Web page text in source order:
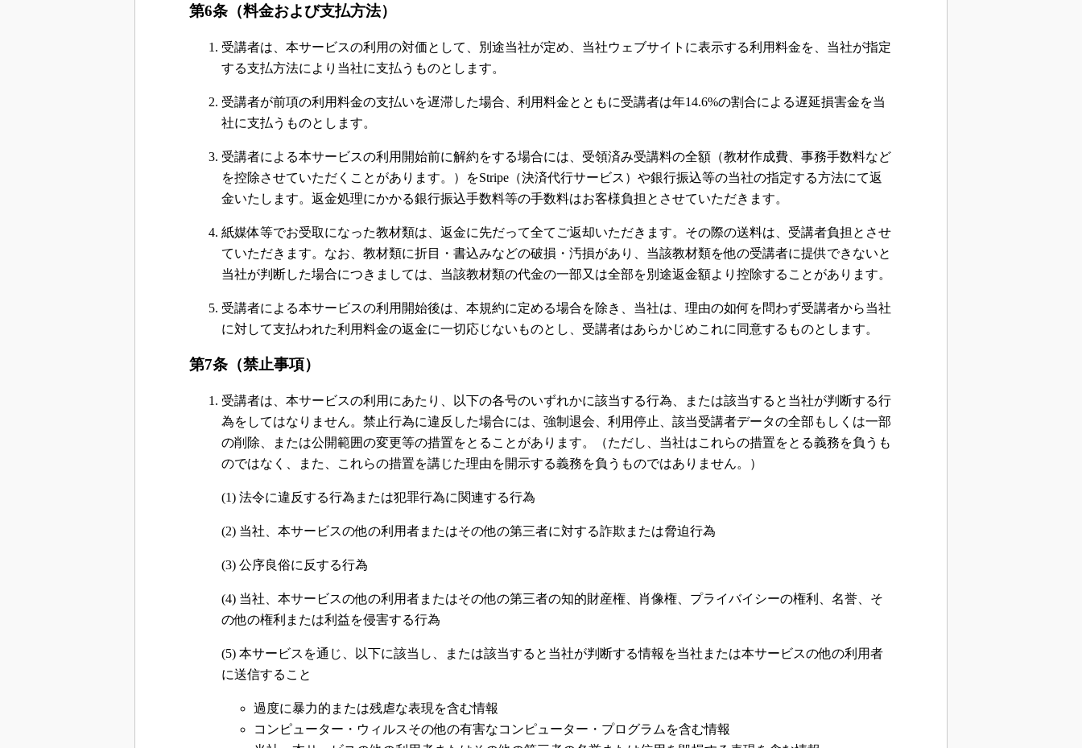
第6条（料金および支払方法）
受講者は、本サービスの利用の対価として、別途当社が定め、当社ウェブサイトに表示する利用料金を、当社が指定
する支払方法により当社に支払うものとします。
受講者が前項の利用料金の支払いを遅滞した場合、利用料金とともに受講者は年14.6%の割合による遅延損害金を当
社に支払うものとします。
受講者による本サービスの利用開始前に解約をする場合には、受領済み受講料の全額（教材作成費、事務手数料など
を控除させていただくことがあります。）をStripe（決済代行サービス）や銀行振込等の当社の指定する方法にて返
金いたします。返金処理にかかる銀行振込手数料等の手数料はお客様負担とさせていただきます。
紙媒体等でお受取になった教材類は、返金に先だって全てご返却いただきます。その際の送料は、受講者負担とさせ
ていただきます。なお、教材類に折目・書込みなどの破損・汚損があり、当該教材類を他の受講者に提供できないと
当社が判断した場合につきましては、当該教材類の代金の一部又は全部を別途返金額より控除することがあります。
受講者による本サービスの利用開始後は、本規約に定める場合を除き、当社は、理由の如何を問わず受講者から当社
に対して支払われた利用料金の返金に一切応じないものとし、受講者はあらかじめこれに同意するものとします。
第7条（禁止事項）
受講者は、本サービスの利用にあたり、以下の各号のいずれかに該当する行為、または該当すると当社が判断する行
為をしてはなりません。禁止行為に違反した場合には、強制退会、利用停止、該当受講者データの全部もしくは一部
の削除、または公開範囲の変更等の措置をとることがあります。（ただし、当社はこれらの措置をとる義務を負うも
のではなく、また、これらの措置を講じた理由を開示する義務を負うものではありません。）
(1) 法令に違反する行為または犯罪行為に関連する行為
(2) 当社、本サービスの他の利用者またはその他の第三者に対する詐欺または脅迫行為
(3) 公序良俗に反する行為
(4) 当社、本サービスの他の利用者またはその他の第三者の知的財産権、肖像権、プライバイシーの権利、名誉、そ
の他の権利または利益を侵害する行為
(5) 本サービスを通じ、以下に該当し、または該当すると当社が判断する情報を当社または本サービスの他の利用者
に送信すること
過度に暴力的または残虐な表現を含む情報
コンピューター・ウィルスその他の有害なコンピューター・プログラムを含む情報